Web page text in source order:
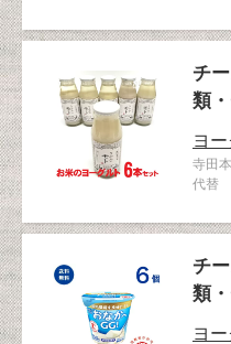
チ
類
ヨー
寺田
代替
チ
類
ヨー